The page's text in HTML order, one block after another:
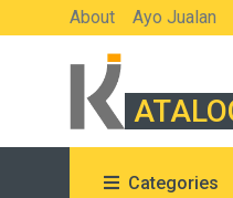
About Ayo Jualan
Categories